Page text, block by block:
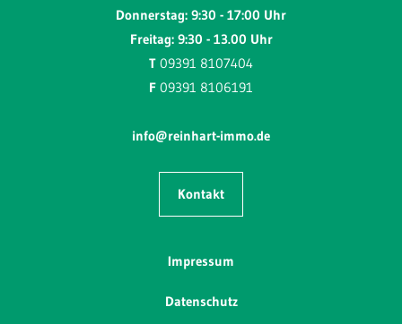
Donnerstag: 9:30 - 17:00 Uhr
Freitag: 9:30 - 13.00 Uhr
T 09391 8107404
F 09391 8106191
info@reinhart-immo.de
Kontakt
Impressum
Datenschutz